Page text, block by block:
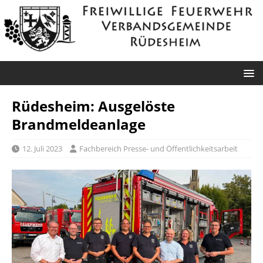
Rüdesheim: Ausgelöste
Brandmeldeanlage
12. Juli 2023 Fachbereich Presse- und Öffentlichkeitsarbeit